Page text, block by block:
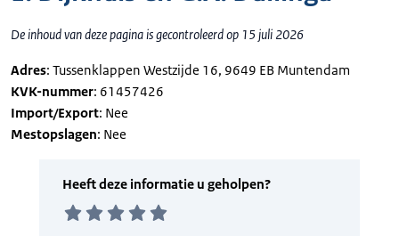
De inhoud van deze pagina is gecontroleerd op 15 juli 2026
Adres: Tussenklappen Westzijde 16, 9649 EB Muntendam
KVK-nummer: 61457426
Import/Export: Nee
Mestopslagen: Nee